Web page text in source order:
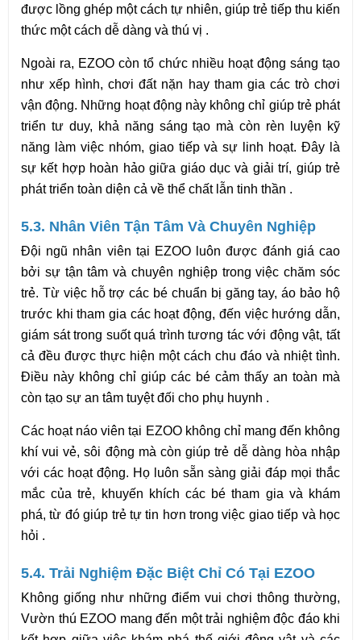
được lồng ghép một cách tự nhiên, giúp trẻ tiếp thu kiến
thức một cách dễ dàng và thú vị .
Ngoài ra, EZOO còn tổ chức nhiều hoạt động sáng tạo
như xếp hình, chơi đất nặn hay tham gia các trò chơi
vận động. Những hoạt động này không chỉ giúp trẻ phát
triển tư duy, khả năng sáng tạo mà còn rèn luyện kỹ
năng làm việc nhóm, giao tiếp và sự linh hoạt. Đây là
sự kết hợp hoàn hảo giữa giáo dục và giải trí, giúp trẻ
phát triển toàn diện cả về thể chất lẫn tinh thần .
5.3. Nhân Viên Tận Tâm Và Chuyên Nghiệp
Đội ngũ nhân viên tại EZOO luôn được đánh giá cao
bởi sự tận tâm và chuyên nghiệp trong việc chăm sóc
trẻ. Từ việc hỗ trợ các bé chuẩn bị găng tay, áo bảo hộ
trước khi tham gia các hoạt động, đến việc hướng dẫn,
giám sát trong suốt quá trình tương tác với động vật, tất
cả đều được thực hiện một cách chu đáo và nhiệt tình.
Điều này không chỉ giúp các bé cảm thấy an toàn mà
còn tạo sự an tâm tuyệt đối cho phụ huynh .
Các hoạt náo viên tại EZOO không chỉ mang đến không
khí vui vẻ, sôi động mà còn giúp trẻ dễ dàng hòa nhập
với các hoạt động. Họ luôn sẵn sàng giải đáp mọi thắc
mắc của trẻ, khuyến khích các bé tham gia và khám
phá, từ đó giúp trẻ tự tin hơn trong việc giao tiếp và học
hỏi .
5.4. Trải Nghiệm Đặc Biệt Chỉ Có Tại EZOO
Không giống như những điểm vui chơi thông thường,
Vườn thú EZOO mang đến một trải nghiệm độc đáo khi